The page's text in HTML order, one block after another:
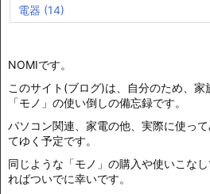
電器 (14)
NOMIです。
このサイト(ブログ)は、自分のため、
「モノ」の使い倒しの備忘録です。
パソコン関連、家電の他、実際に使っ
てゆく予定です。
同じような「モノ」の購入や使いこな
ればついでに幸いです。